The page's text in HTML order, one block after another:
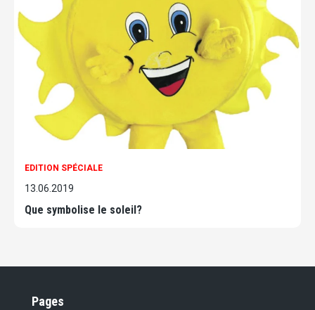
EDITION SPÉCIALE
13.06.2019
Que symbolise le soleil?
Pages